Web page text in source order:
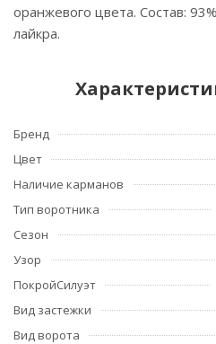
оранжевого цвета. Состав:
лайкра.
Бренд
Цвет
Наличие карманов
Тип воротника
Сезон
Узор
ПокройСилуэт
Вид застежки
Вид ворота